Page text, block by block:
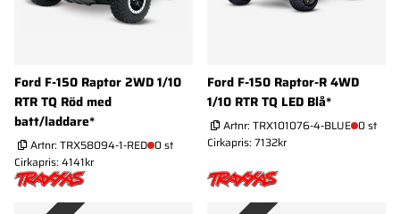
Ford F-150 Raptor 2WD 1/10
RTR TQ Röd med
batt/laddare*
Artnr: TRX58094-1-RED 0 st
Cirkapris: 4141kr
Ford F-150 Raptor-R 4WD
1/10 RTR TQ LED Blå*
Artnr: TRX101076-4-BLUE 0 st
Cirkapris: 7132kr